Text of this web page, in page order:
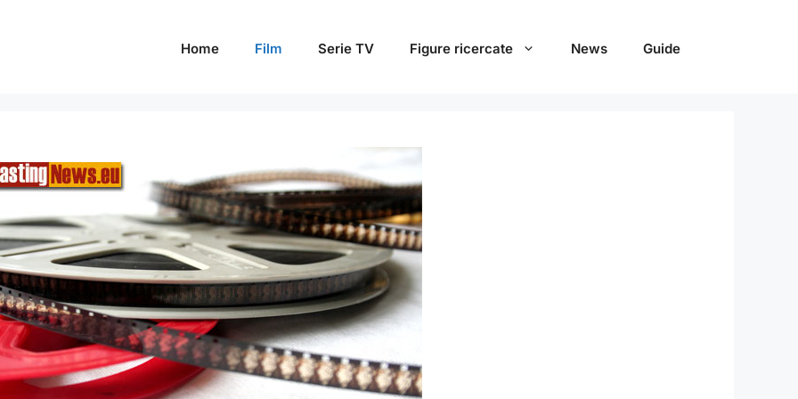
Home Film Serie TV Figure ricercate News Guide